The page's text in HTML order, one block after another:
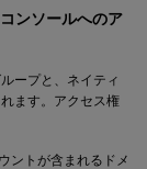
ンソールへのア
ープと、ネイティ
ます。アクセス権
ントが含まれるドメ